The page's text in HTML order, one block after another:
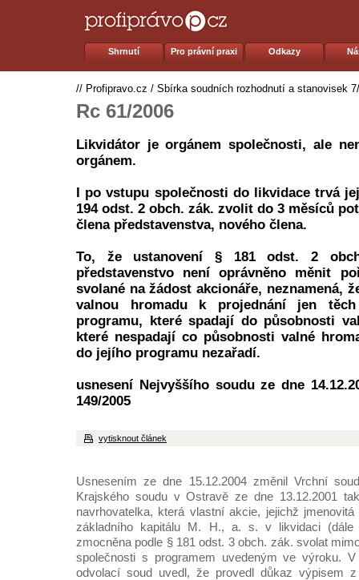
Shrnutí Pro právní praxi Odkazy
// Profipravo.cz / Sbírka soudních rozhodnutí a stanovisek
Rc 61/2006
Likvidátor je orgánem společnosti, ale
orgánem.
I po vstupu společnosti do likvidace trvá
194 odst. 2 obch. zák. zvolit do 3 měsíců
člena představenstva, nového člena.
To, že ustanovení § 181 odst. 2
představenstvo není oprávněno měnit
svolané na žádost akcionáře, neznamená,
valnou hromadu k projednání jen těch
programu, které spadají do působnosti
které nespadají co působnosti valné
do jejího programu nezařadí.
usnesení Nejvyššího soudu ze dne
149/2005
vytisknout článek
Usnesením ze dne 15.12.2004 změnil Vrchní
Krajského soudu v Ostravě ze dne 13.12.2001
navrhovatelka, která vlastní akcie, jejichž
základního kapitálu M. H., a. s. v likvidaci (dále
zmocněna podle § 181 odst. 3 obch. zák. svolat
společnosti s programem uvedeným ve výroku. V
odvolací soud uvedl, že provedl důkaz výpisem